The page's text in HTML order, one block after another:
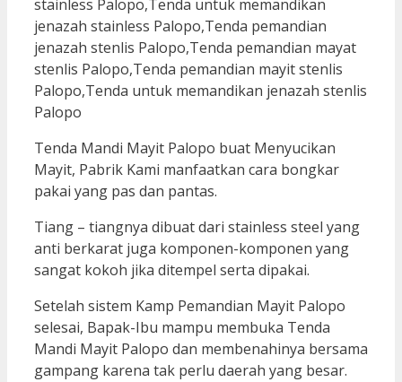
Tenda Mandi Mayit Palopo buat Menyucikan
Mayit, Pabrik Kami manfaatkan cara bongkar
pakai yang pas dan pantas.
Tiang – tiangnya dibuat dari stainless steel yang
anti berkarat juga komponen-komponen yang
sangat kokoh jika ditempel serta dipakai.
Setelah sistem Kamp Pemandian Mayit Palopo
selesai, Bapak-Ibu mampu membuka Tenda
Mandi Mayit Palopo dan membenahinya bersama
gampang karena tak perlu daerah yang besar.